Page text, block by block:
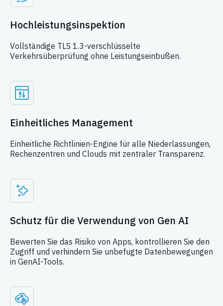
Hochleistungsinspektion
Vollständige TLS 1.3-verschlüsselte
Verkehrsüberprüfung ohne Leistungseinbußen.
Einheitliches Management
Einheitliche Richtlinien-Engine für alle Niederlassungen,
Rechenzentren und Clouds mit zentraler Transparenz.
Schutz für die Verwendung von Gen AI
Bewerten Sie das Risiko von Apps, kontrollieren Sie den
Zugriff und verhindern Sie unbefugte Datenbewegungen
in GenAI-Tools.